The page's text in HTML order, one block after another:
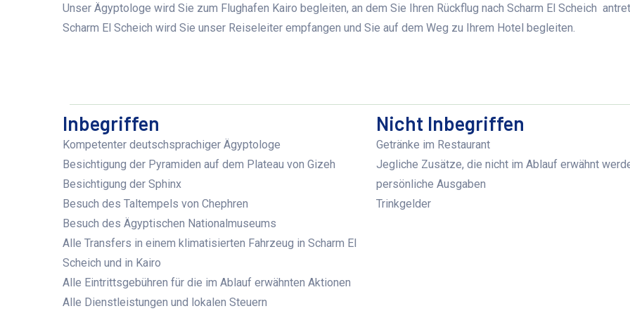
Unser Ägyptologe wird Sie zum Flughafen Kairo begleiten, an dem Sie Ihren Rückflug nach Scharm El Scheich
Scharm El Scheich wird Sie unser Reiseleiter empfangen und Sie auf dem Weg zu Ihrem Hotel begleiten.
Inbegriffen
Kompetenter deutschsprachiger Ägyptologe
Besichtigung der Pyramiden auf dem Plateau von Gizeh
Besichtigung der Sphinx
Besuch des Taltempels von Chephren
Besuch des Ägyptischen Nationalmuseums
Alle Transfers in einem klimatisierten Fahrzeug in Scharm El
Scheich und in Kairo
Alle Eintrittsgebühren für die im Ablauf erwähnten Aktionen
Alle Dienstleistungen und lokalen Steuern
Nicht Inbegriffen
Getränke im Restaurant
Jegliche Zusätze, die nicht im Ablauf erwähnt
persönliche Ausgaben
Trinkgelder